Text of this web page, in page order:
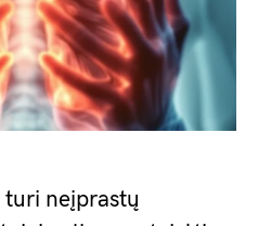
turi neįprastų